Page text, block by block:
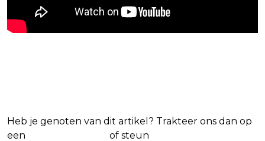
Heb je genoten van dit artikel? Trakteer ons dan op
een
of steun